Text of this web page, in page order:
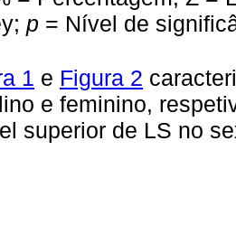
p = Nível de
1 e Figura 2
e feminino,
superior de LS no